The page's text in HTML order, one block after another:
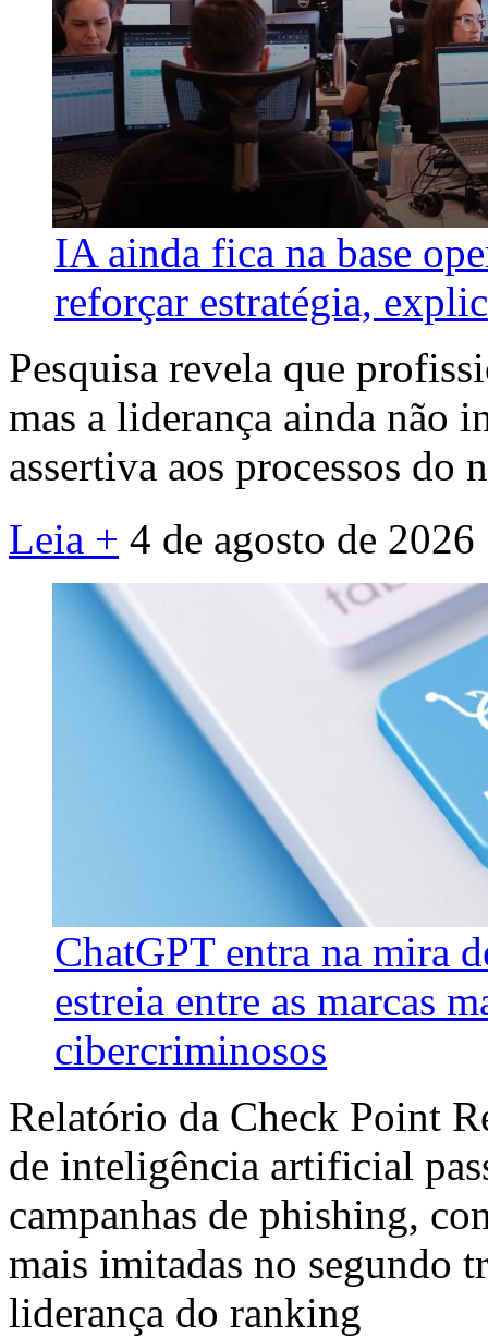
IA ainda fica na base
reforçar estratégia,
Pesquisa revela que
mas a liderança ainda não
assertiva aos processos do
Leia + 4 de agosto de 2026
ChatGPT entra na mira
estreia entre as marcas
cibercriminosos
Relatório da Check Point
de inteligência artificial
campanhas de phishing,
mais imitadas no segundo
liderança do ranking